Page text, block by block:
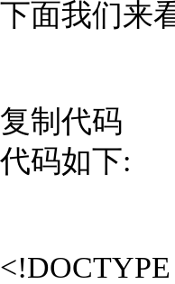
下面我们来
复制代码
代码如下: